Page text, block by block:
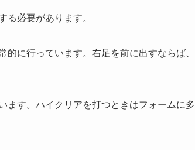
る必要があります。
に行っています。右足を前に出すならば、
ます。ハイクリアを打つときはフォームに多